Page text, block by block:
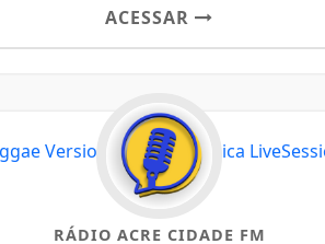
ACESSAR
RÁDIO ACRE CIDADE FM